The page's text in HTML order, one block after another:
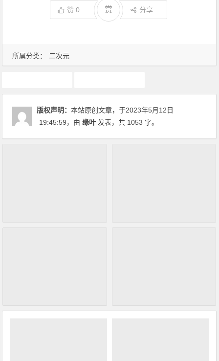
所属分类： 二次元
赞0 赏 分享
版权声明：本站原创文章，于2023年5月12日
19:45:59，由缘叶 发表，共 1053 字。